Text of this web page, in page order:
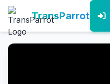
TransParrot